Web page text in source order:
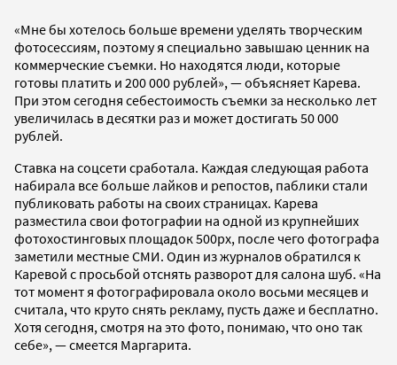
«Мне бы хотелось больше времени уделять творческим
фотосессиям, поэтому я специально завышаю ценник на
коммерческие съемки. Но находятся люди, которые
готовы платить и 200 000 рублей», — объясняет Карева.
При этом сегодня себестоимость съемки за несколько лет
увеличилась в десятки раз и может достигать 50 000
рублей.
Ставка на соцсети сработала. Каждая следующая работа
набирала все больше лайков и репостов, паблики стали
публиковать работы на своих страницах. Карева
разместила свои фотографии на одной из крупнейших
фотохостинговых площадок 500px, после чего фотографа
заметили местные СМИ. Один из журналов обратился к
Каревой с просьбой отснять разворот для салона шуб. «На
тот момент я фотографировала около восьми месяцев и
считала, что круто снять рекламу, пусть даже и бесплатно.
Хотя сегодня, смотря на это фото, понимаю, что оно так
себе», — смеется Маргарита.